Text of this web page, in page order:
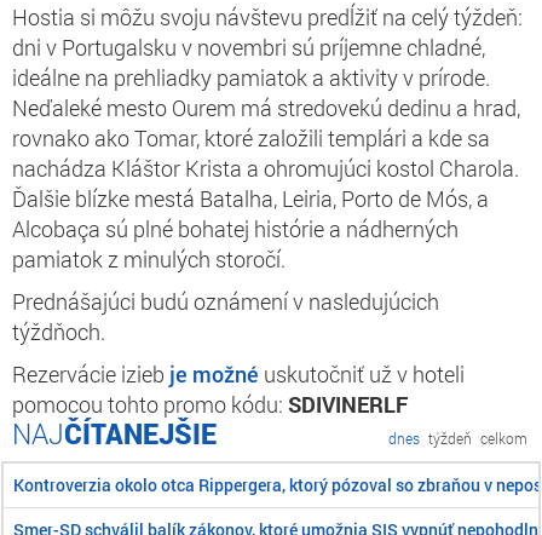
Hostia si môžu svoju návštevu predĺžiť na celý týždeň:
dni v Portugalsku v novembri sú príjemne chladné,
ideálne na prehliadky pamiatok a aktivity v prírode.
Neďaleké mesto Ourem má stredovekú dedinu a hrad,
rovnako ako Tomar, ktoré založili templári a kde sa
nachádza Kláštor Krista a ohromujúci kostol Charola.
Ďalšie blízke mestá Batalha, Leiria, Porto de Mós, a
Alcobaça sú plné bohatej histórie a nádherných
pamiatok z minulých storočí.
Prednášajúci budú oznámení v nasledujúcich
týždňoch.
Rezervácie izieb je možné uskutočniť už v hoteli
pomocou tohto promo kódu: SDIVINERLF
ČÍTANEJŠIE dnes týždeň celkom
Kontroverzia okolo otca Rippergera, ktorý pózoval so zbraňou v
Smer-SD schválil balík zákonov, ktoré umožnia SIS vypnúť